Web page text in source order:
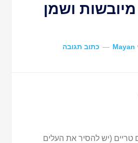
מיובשות ושמן
Mayan כתוב תגובה
טריים (יש להסיר את העלים